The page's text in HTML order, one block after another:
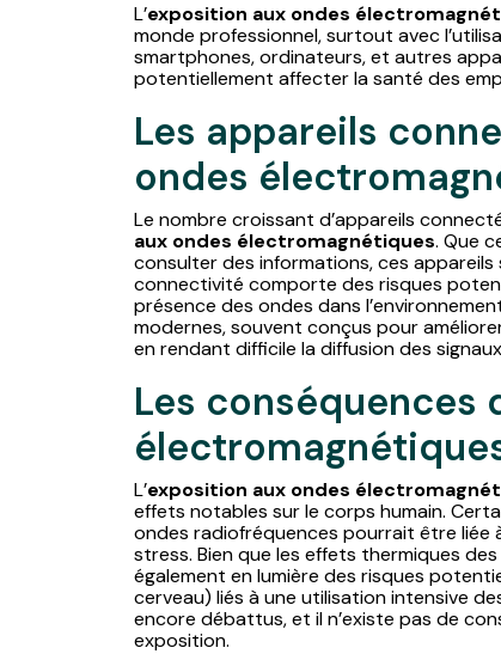
L’exposition aux ondes
monde professionnel, surtout avec
smartphones, ordinateurs, et autres
potentiellement affecter la santé des
Les appareils
ondes
Le nombre croissant d’appareils
aux ondes électromagnétiques. Que
consulter des informations, ces
connectivité comporte des risques
présence des ondes dans
modernes, souvent conçus pour
en rendant difficile la diffusion des
Les conséquences
L’exposition aux ondes
effets notables sur le corps humain.
ondes radiofréquences pourrait être liée
stress. Bien que les effets thermiques
également en lumière des risques
cerveau) liés à une utilisation intensive
encore débattus, et il n’existe pas de
exposition.